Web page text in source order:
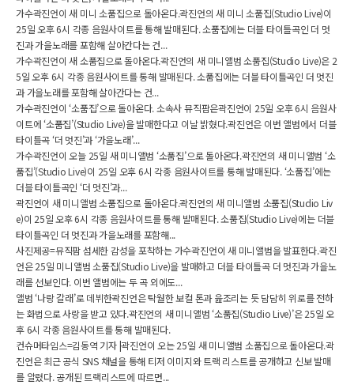
가수곽진언이 새 미니 소품집으로 돌아온다.곽진언의 새 미니 소품집(Studio Live)이
25일 오후 6시 각종 음원사이트를 통해 발매된다. 소품집에는 더블 타이틀곡인 더 멋
진과 가을노래를 포함해 살아간다는 건...
가수곽진언이 새 소품집으로 돌아온다.곽진언의 새 미니앨범 소품집(Studio Live)은 2
5일 오후 6시 각종 음원사이트를 통해 발매된다. 소품집에는 더블 타이틀곡인 더 멋진
과 가을노래를 포함해 살아간다는 건...
가수곽진언이 ‘소품집’으로 돌아온다. 소속사 뮤직팜은곽진언이 25일 오후 6시 음원사
이트에 ‘소품집’(Studio Live)을 발매한다고 이날 밝혔다.곽진언은 이번 앨범에서 더블
타이틀곡 ‘더 멋진’과 ‘가을노래’...
가수곽진언이 오늘 25일 새 미니앨범 ‘소품집’으로 돌아온다.곽진언의 새 미니앨범 ‘소
품집’(Studio Live)이 25일 오후 6시 각종 음원사이트를 통해 발매된다. ‘소품집’에는
더블 타이틀곡인 ‘더 멋진’과...
곽진언이 새 미니앨범 소품집으로 돌아온다.곽진언의 새 미니앨범 소품집(Studio Liv
e)이 25일 오후 6시 각종 음원사이트를 통해 발매된다. 소품집(Studio Live)에는 더블
타이틀곡인 더 멋진과 가을노래를 포함해...
사진제공=뮤직팜 섬세한 감성을 포착하는 가수곽진언이 새 미니앨범을 발표한다.곽진
언은 25일 미니앨범 소품집(Studio Live)을 발매하고 더블 타이틀곡 더 멋진과 가을노
래를 선보인다. 이번 앨범에는 두 곡 외에도...
앨범 ‘나랑 갈래’로 데뷔한곽진언은 탁월한 보컬 톤과 읊조리는 듯 담담히 위로를 전하
는 화법으로 사랑을 받고 있다.곽진언의 새 미니앨범 ‘소품집(Studio Live)’은 25일 오
후 6시 각종 음원사이트를 통해 발매된다.
컨슈머타임스=김동역 기자 |곽진언이 오는 25일 새 미니앨범 소품집으로 돌아온다.곽
진언은 최근 공식 SNS 채널을 통해 티저 이미지와 트랙 리스트를 공개하고 신보 발매
를 알렸다. 공개된 트랙리스트에 따르면...